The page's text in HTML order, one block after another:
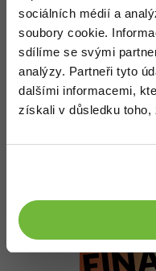
sociálních médií a
soubory cookie.
sdílíme se svými
analýzy. Partneři tyto
dalšími informacemi,
získali v důsledku toho,
Ano "naučej". To je to
Nahoru